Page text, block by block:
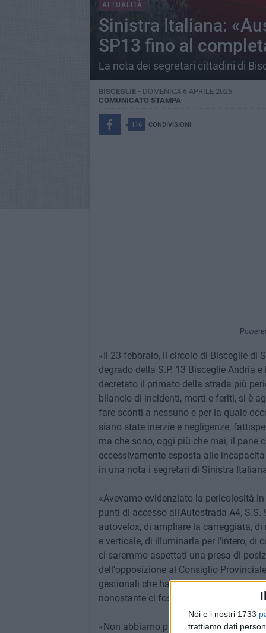
Noi e i nostri 1733
trattiamo dati
ATTUALITÀ
Sinistra Italiana:
SP13 fino al
La nota dei segretari cittadini di
BISCEGLIE - DOMENICA 6 APRILE 2025
COMUNICATO STAMPA
116 CONDIVISIONI
«Il 23 febbraio, il circolo di Bisceglie di
degrado della S.P. 13 Bisceglie Andria
decretato il primato della strada più
bilancio di incidenti, morti e feriti, si è
fare sconti a nessuno e per la quale
siano state inerzie e negligenze,
ma che sono, oggi più che mai, il pane
eccessivamente esposta alle
in una nota i segretari di Sinistra
«Avevamo evidenziato la pericolosità
punti di accesso all'Autostrada A4,
autovelox, di ampliare la carreggiata,
e verticale, di illuminarla per l'intero, di
ci saremmo aspettati una presa di
dell'opposizione al Consiglio
gestionali che hanno bypassato la
nonostante ci fossero i finanziamenti»
«Non abbiamo più tempo e non